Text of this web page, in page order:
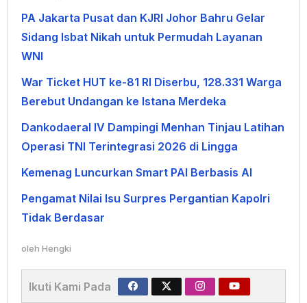
PA Jakarta Pusat dan KJRI Johor Bahru Gelar
Sidang Isbat Nikah untuk Permudah Layanan
WNI
War Ticket HUT ke-81 RI Diserbu, 128.331 Warga
Berebut Undangan ke Istana Merdeka
Dankodaeral IV Dampingi Menhan Tinjau Latihan
Operasi TNI Terintegrasi 2026 di Lingga
Kemenag Luncurkan Smart PAI Berbasis AI
Pengamat Nilai Isu Surpres Pergantian Kapolri
Tidak Berdasar
oleh Hengki
Ikuti Kami Pada